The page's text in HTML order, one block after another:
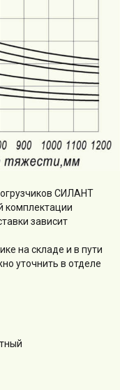
СИЛАНТ
комплектации
зависит
на складе и в пути
уточнить в отделе